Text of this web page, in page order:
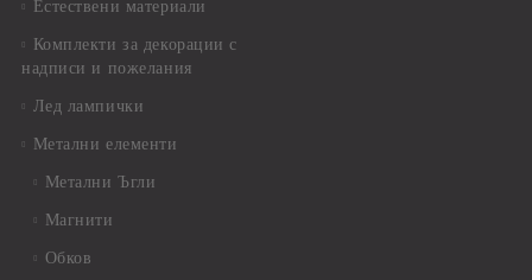
Естествени материали
Комплекти за декорации с
надписи и пожелания
Лед лампички
Метални елементи
Метални Ъгли
Магнити
Обков